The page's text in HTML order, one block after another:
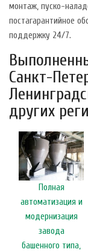
монтаж, пуско-
постагарантийное
поддержку 24/7.
Санкт-
других
Полная
автоматизация и
модернизация
завода
башенного типа,